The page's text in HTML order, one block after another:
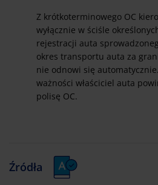
Z krótkoterminowego OC
wyłącznie w ściśle
rejestracji auta
okres transportu auta za
nie odnowi się
ważności właściciel auta
polisę OC.
Źródła